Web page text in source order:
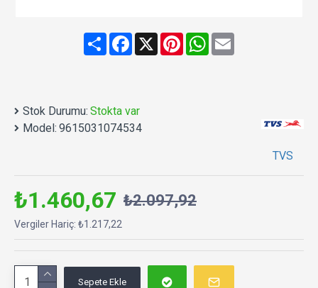
ShareFacebook
X PinterestWhatsApp
Email
Stok Durumu: Stokta var
Model: 9615031074534
TVS
₺1.460,67 ₺2.097,92
Vergiler Hariç: ₺1.217,22
Sepete Ekle